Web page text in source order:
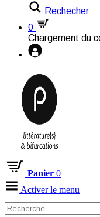
Rechecher
0
Chargement du
Panier 0
Activer le menu